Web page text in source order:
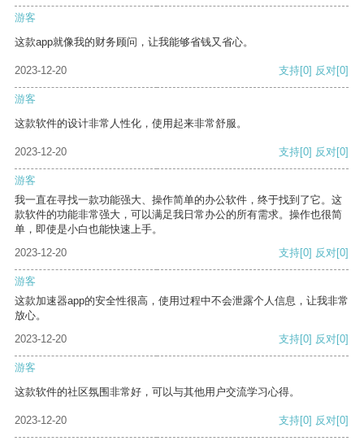
游客
这款app就像我的财务顾问，让我能够省钱又省心。
2023-12-20 支持[0] 反对[0]
游客
这款软件的设计非常人性化，使用起来非常舒服。
2023-12-20 支持[0] 反对[0]
游客
我一直在寻找一款功能强大、操作简单的办公软件，终于找到了它。这
款软件的功能非常强大，可以满足我日常办公的所有需求。操作也很简
单，即使是小白也能快速上手。
2023-12-20
支持[0] 反对[0]
游客
这款加速器app的安全性很高，使用过程中不会泄露个人信息，让我非常
放心。
2023-12-20
支持[0] 反对[0]
游客
这款软件的社区氛围非常好，可以与其他用户交流学习心得。
2023-12-20 支持[0] 反对[0]